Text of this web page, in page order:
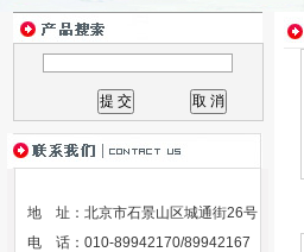
地 址：北京市石景山区城通街26号
电 话：010-89942170/89942167